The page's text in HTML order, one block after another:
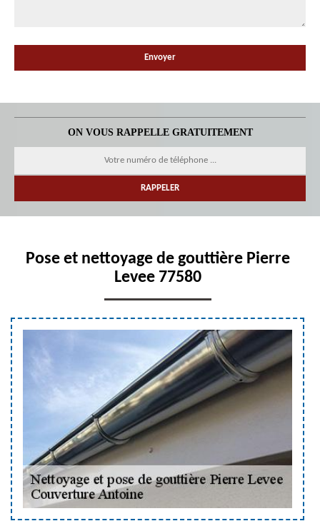
ON VOUS RAPPELLE GRATUITEMENT
Pose et nettoyage de gouttière Pierre
Levee 77580